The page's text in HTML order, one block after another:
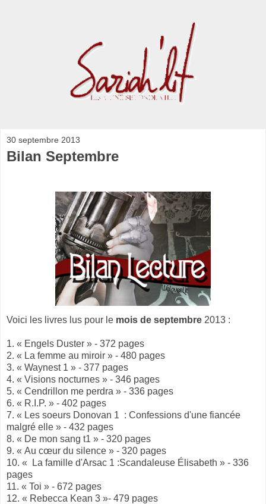
30 septembre 2013
Bilan Septembre
Voici les livres lus pour le mois de septembre 2013 :
1. « Engels Duster » - 372 pages
2. « La femme au miroir » - 480 pages
3. « Waynest 1 » - 377 pages
4. « Visions nocturnes » - 346 pages
5. « Cendrillon me perdra » - 336 pages
6. « R.I.P. » - 402 pages
7. « Les soeurs Donovan 1 : Confessions d'une fiancée
malgré elle » - 432 pages
8. « De mon sang t1 » - 320 pages
9. « Au cœur du silence » - 320 pages
10. « La famille d'Arsac 1 :Scandaleuse Élisabeth » - 336
pages
11. « Toi » - 672 pages
12. « Rebecca Kean 3 »- 479 pages